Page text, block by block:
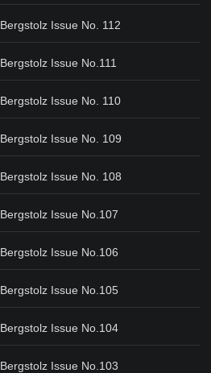
Bergstolz Issue No. 112
Bergstolz Issue No.111
Bergstolz Issue No. 110
Bergstolz Issue No. 109
Bergstolz Issue No. 108
Bergstolz Issue No.107
Bergstolz Issue No.106
Bergstolz Issue No.105
Bergstolz Issue No.104
Bergstolz Issue No.103